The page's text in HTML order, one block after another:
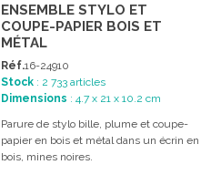
ENSEMBLE STYLO ET
COUPE-PAPIER BOIS ET
MÉTAL
Réf.16-24910
Stock : 2 733 articles
Dimensions : 4.7 x 21 x 10.2 cm
Parure de stylo bille, plume et coupe-
papier en bois et métal dans un écrin en
bois, mines noires.